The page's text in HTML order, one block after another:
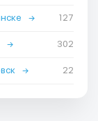
→ 127
→ 302
→ 22